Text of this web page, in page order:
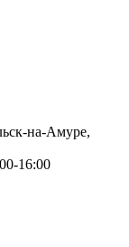
на-Амуре,
16:00